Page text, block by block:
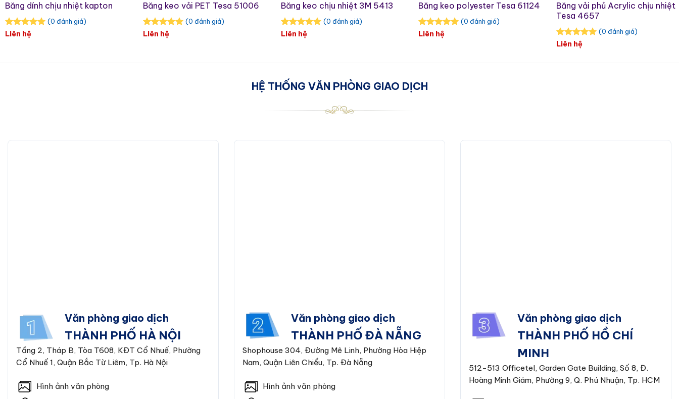
Băng dính chịu nhiệt kapton
(0 đánh giá)
Liên hệ
Băng keo vải PET Tesa 51006
(0 đánh giá)
Liên hệ
Băng keo chịu nhiệt 3M 5413
(0 đánh giá)
Liên hệ
Băng keo polyester Tesa 61124
(0 đánh giá)
Liên hệ
Băng vải phủ Acrylic chịu nhiệt
Tesa 4657
(0 đánh giá)
Liên hệ
HỆ THỐNG VĂN PHÒNG GIAO DỊCH
Văn phòng giao dịch
THÀNH PHỐ HÀ NỘI
Tầng 2, Tháp B, Tòa T608, KĐT Cổ Nhuế, Phường
Cổ Nhuế 1, Quận Bắc Từ Liêm, Tp. Hà Nội
Hình ảnh văn phòng
Văn phòng giao dịch
THÀNH PHỐ ĐÀ NẴNG
Shophouse 304, Đường Mê Linh, Phường Hòa Hiệp
Nam, Quận Liên Chiểu, Tp. Đà Nẵng
Hình ảnh văn phòng
Văn phòng giao dịch
THÀNH PHỐ HỒ CHÍ
MINH
512-513 Officetel, Garden Gate Building, Số 8, Đ.
Hoàng Minh Giám, Phường 9, Q. Phú Nhuận, Tp. HCM